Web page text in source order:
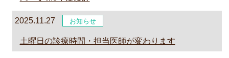
2025.11.27 お知らせ
土曜日の診療時間・担当医師が変わります